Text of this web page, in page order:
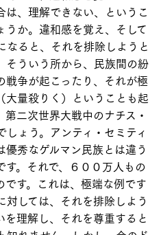
、理解できない、というこ
か。違和感を覚え、そして
ると、それを排除しようと
そういう所から、民族間の紛
争が起こったり、それが極
大量殺りく）ということも起
二次世界大戦中のナチス・
しょう。アンティ・セミティ
秀なゲルマン民族とは違う
。それで、６００万人もの
す。これは、極端な例です
しては、それを排除しよう
理解し、それを尊重すると